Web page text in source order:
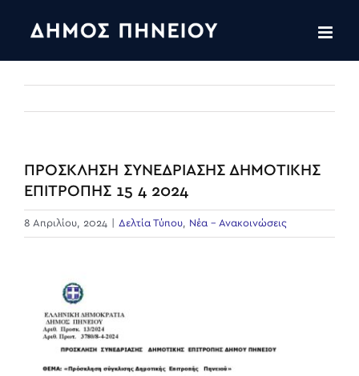
ΠΡΟΣΚΛΗΣΗ ΣΥΝΕΔΡΙΑΣΗΣ ΔΗΜΟΤΙΚΗΣ
ΕΠΙΤΡΟΠΗΣ 15 4 2024
8 Απριλίου, 2024 Δελτία Τύπου, Νέα - Ανακοινώσεις
Image